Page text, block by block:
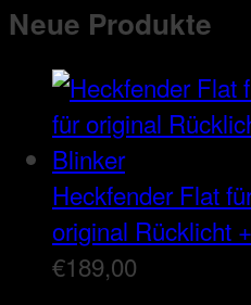
Neue Produkte
Heckfender Flat
original Rücklicht
€189,00